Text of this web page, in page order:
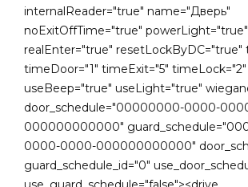
internalReader="true" name="Дверь"
noExitOffTime="true" powerLight="true"
realEnter="true" resetLockByDC="true"
timeDoor="1" timeExit="5"
useBeep="true" useLight="true"
door_schedule="00000000-0000-
000000000000"
0000-0000-000000000000"
guard_schedule_id="0"